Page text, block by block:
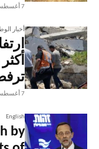
7 أغسطس، 2026
أخبار
7 أغسطس، 2026
English
by